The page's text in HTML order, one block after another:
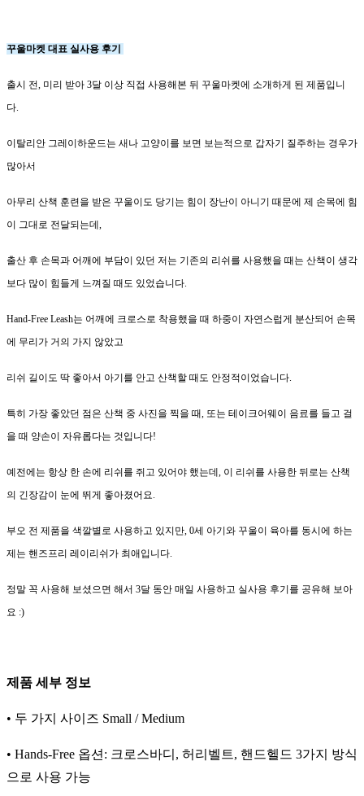
꾸울마켓 대표 실사용 후기
출시 전, 미리 받아 3달 이상 직접 사용해본 뒤 꾸울마켓에 소개하게 된 제품입니
다.
이탈리안 그레이하운드는 새나 고양이를 보면 보는적으로 갑자기 질주하는 경우가
많아서
아무리 산책 훈련을 받은 꾸울이도 당기는 힘이 장난이 아니기 때문에 제 손목에 힘
이 그대로 전달되는데,
출산 후 손목과 어깨에 부담이 있던 저는 기존의 리쉬를 사용했을 때는 산책이 생각
보다 많이 힘들게 느껴질 때도 있었습니다.
Hand-Free Leash는 어깨에 크로스로 착용했을 때 하중이 자연스럽게 분산되어 손목
에 무리가 거의 가지 않았고
리쉬 길이도 딱 좋아서 아기를 안고 산책할 때도 안정적이었습니다.
특히 가장 좋았던 점은 산책 중 사진을 찍을 때, 또는 테이크어웨이 음료를 들고 걸
을 때 양손이 자유롭다는 것입니다!
예전에는 항상 한 손에 리쉬를 쥐고 있어야 했는데, 이 리쉬를 사용한 뒤로는 산책
의 긴장감이 눈에 뛰게 좋아졌어요.
부오 전 제품을 색깔별로 사용하고 있지만, 0세 아기와 꾸울이 육아를 동시에 하는
제는 핸즈프리 레이리쉬가 최애입니다.
정말 꼭 사용해 보셨으면 해서 3달 동안 매일 사용하고 실사용 후기를 공유해 보아
요 :)
제품 세부 정보
• 두 가지 사이즈 Small / Medium
• Hands-Free 옵션: 크로스바디, 허리벨트, 핸드헬드 3가지 방식
으로 사용 가능